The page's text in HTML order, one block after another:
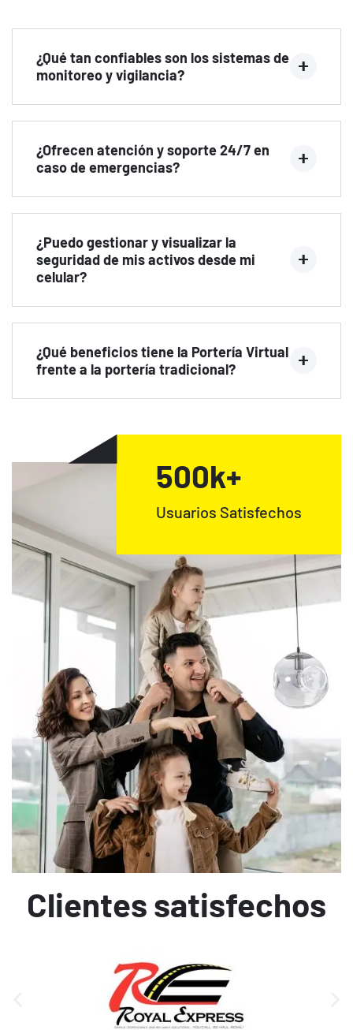
¿Qué tan confiables son los sistemas de
monitoreo y vigilancia?
¿Ofrecen atención y soporte 24/7 en
caso de emergencias?
¿Puedo gestionar y visualizar la
seguridad de mis activos desde mi
celular?
¿Qué beneficios tiene la Portería Virtual
frente a la portería tradicional?
500k+
Usuarios Satisfechos
Clientes satisfechos